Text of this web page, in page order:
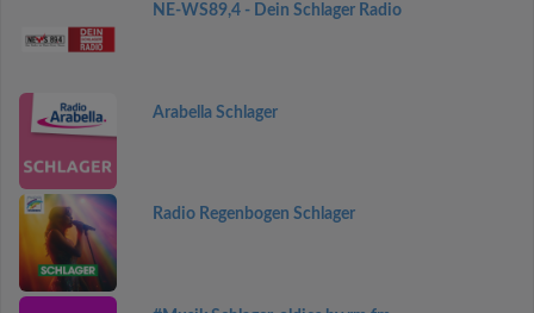
NE-WS89,4 - Dein Schlager Radio
Arabella Schlager
Radio Regenbogen Schlager